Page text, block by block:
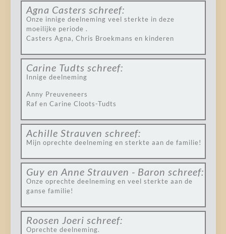
Agna Casters schreef:
Onze innige deelneming veel sterkte in deze
moeilijke periode .
Casters Agna, Chris Broekmans en kinderen
Carine Tudts schreef:
Innige deelneming
Anny Preuveneers
Raf en Carine Cloots-Tudts
Achille Strauven schreef:
Mijn oprechte deelneming en sterkte aan de familie!
Guy en Anne Strauven - Baron schreef:
Onze oprechte deelneming en veel sterkte aan de
ganse familie!
Roosen Joeri schreef:
Oprechte deelneming.